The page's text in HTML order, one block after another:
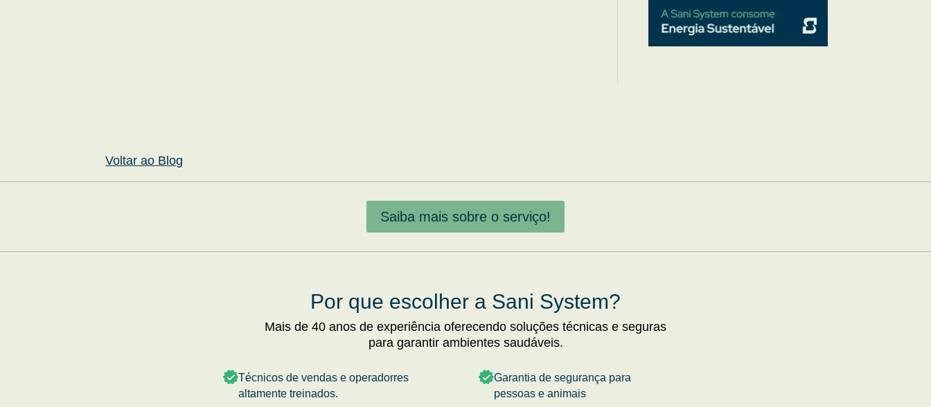
Voltar ao Blog
Saiba mais sobre o serviço!
Por que escolher a Sani System?
Mais de 40 anos de experiência oferecendo soluções técnicas e seguras
para garantir ambientes saudáveis.
Técnicos de vendas e operadorres
altamente treinados.
Garantia de segurança para
pessoas e animais